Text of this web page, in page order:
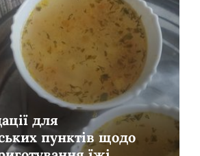
для
пунктів щодо